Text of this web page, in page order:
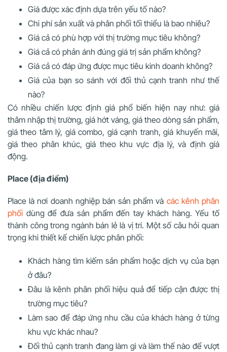
Giá được xác định dựa trên yếu tố nào?
Chi phí sản xuất và phân phối tối thiểu là bao nhiêu?
Giá cả có phù hợp với thị trường mục tiêu không?
Giá cả có phản ánh đúng giá trị sản phẩm không?
Giá cả có đáp ứng được mục tiêu kinh doanh không?
Giá của bạn so sánh với đối thủ cạnh tranh như thế
nào?
Có nhiều chiến lược định giá phổ biến hiện nay như: giá
thâm nhập thị trường, giá hớt váng, giá theo dòng sản phẩm,
giá theo tâm lý, giá combo, giá cạnh tranh, giá khuyến mãi,
giá theo phân khúc, giá theo khu vực địa lý, và định giá
động.
Place (địa điểm)
Place là nơi doanh nghiệp bán sản phẩm và các kênh phân
phối dùng để đưa sản phẩm đến tay khách hàng. Yếu tố
thành công trong ngành bán lẻ là vị trí. Một số câu hỏi quan
trọng khi thiết kế chiến lược phân phối:
Khách hàng tìm kiếm sản phẩm hoặc dịch vụ của bạn
ở đâu?
Đâu là kênh phân phối hiệu quả để tiếp cận được thị
trường mục tiêu?
Làm sao để đáp ứng nhu cầu của khách hàng ở từng
khu vực khác nhau?
Đối thủ cạnh tranh đang làm gì và làm thế nào để vượt